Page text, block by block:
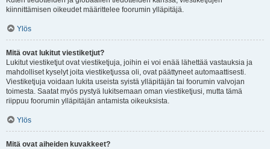
kiinnittämisen oikeudet määrittelee foorumin ylläpitäjä.
Ylös
Mitä ovat lukitut viestiketjut?
Lukitut viestiketjut ovat viestiketjuja, joihin ei voi enää lähettää vastauksia ja
mahdolliset kyselyt joita viestiketjussa oli, ovat päättyneet automaattisesti.
Viestiketjuja voidaan lukita useista syistä ylläpitäjän tai foorumin valvojan
toimesta. Saatat myös pystyä lukitsemaan oman viestiketjusi, mutta tämä
riippuu foorumin ylläpitäjän antamista oikeuksista.
Ylös
Mitä ovat aiheiden kuvakkeet?